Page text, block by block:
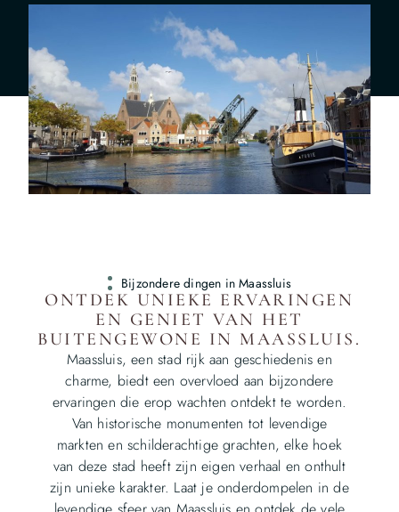
Bijzondere dingen in Maassluis
ONTDEK UNIEKE ERVARINGEN
EN GENIET VAN HET
BUITENGEWONE IN MAASSLUIS.
Maassluis, een stad rijk aan geschiedenis en
charme, biedt een overvloed aan bijzondere
ervaringen die erop wachten ontdekt te worden.
Van historische monumenten tot levendige
markten en schilderachtige grachten, elke hoek
van deze stad heeft zijn eigen verhaal en onthult
zijn unieke karakter. Laat je onderdompelen in de